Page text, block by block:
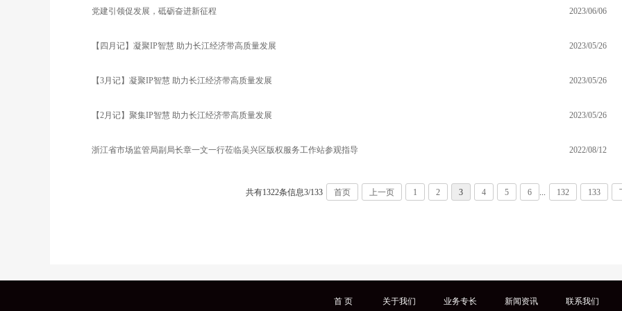
党建引领促发展，砥砺奋进新征程 2023/06/06
【四月记】凝聚IP智慧 助力长江经济带高质量发展 2023/05/26
【3月记】凝聚IP智慧 助力长江经济带高质量发展 2023/05/26
【2月记】聚集IP智慧 助力长江经济带高质量发展 2023/05/26
浙江省市场监管局副局长章一文一行莅临吴兴区版权服务工作站参观指导 2022/08/12
共有1322条信息3/133 首页 上一页 1 2 3 4 5 6 ... 132 133
首 页 关于我们 业务专长 新闻资讯 联系我们